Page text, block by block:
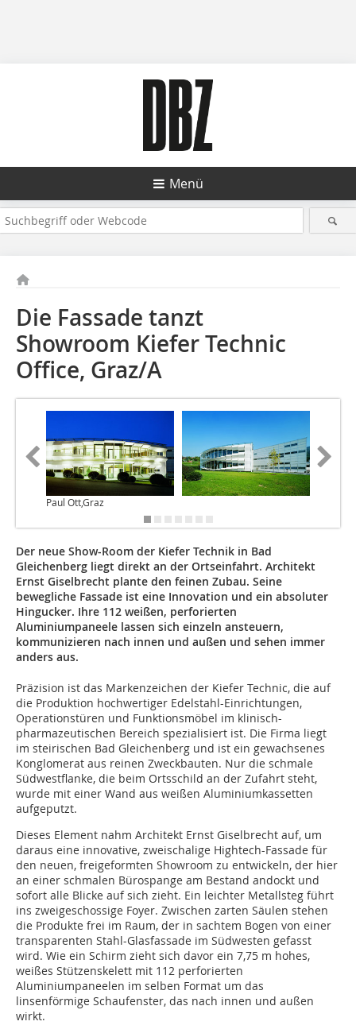
Menü
Die Fassade tanzt
Showroom Kiefer Technic
Office, Graz/A
Paul Ott,Graz
Der neue Show-Room der Kiefer Technik in Bad
Gleichenberg liegt direkt an der Ortseinfahrt. Architekt
Ernst Giselbrecht plante den feinen Zubau. Seine
bewegliche Fassade ist eine Innovation und ein absoluter
Hingucker. Ihre 112 weißen, perforierten
Aluminiumpaneele lassen sich einzeln ansteuern,
kommunizieren nach innen und außen und sehen immer
anders aus.
Präzision ist das Markenzeichen der Kiefer Technic, die auf
die Produktion hochwertiger Edelstahl-Einrichtungen,
Operationstüren und Funktionsmöbel im klinisch-
pharmazeutischen Bereich spezialisiert ist. Die Firma liegt
im steirischen Bad Gleichenberg und ist ein gewachsenes
Konglomerat aus reinen Zweckbauten. Nur die schmale
Südwestflanke, die beim Ortsschild an der Zufahrt steht,
wurde mit einer Wand aus weißen Aluminiumkassetten
aufgeputzt.
Dieses Element nahm Architekt Ernst Giselbrecht auf, um
daraus eine innovative, zweischalige Hightech-Fassade für
den neuen, freigeformten Showroom zu entwickeln, der hier
an einer schmalen Bürospange am Bestand andockt und
sofort alle Blicke auf sich zieht. Ein leichter Metallsteg führt
ins zweigeschossige Foyer. Zwischen zarten Säulen stehen
die Produkte frei im Raum, der in sachtem Bogen von einer
transparenten Stahl-Glasfassade im Südwesten gefasst
wird. Wie ein Schirm zieht sich davor ein 7,75 m hohes,
weißes Stützenskelett mit 112 perforierten
Aluminiumpaneelen im selben Format um das
linsenförmige Schaufenster, das nach innen und außen
wirkt.